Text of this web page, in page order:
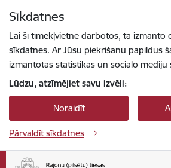
Sīkdatnes
Lai šī tīmekļvietne darbotos, tā izmanto
sīkdatnes. Ar Jūsu piekrišanu papildus
izmantotas statistikas un sociālo mediju
Lūdzu, atzīmējiet savu izvēli:
Noraidīt
Pārvaldīt sīkdatnes